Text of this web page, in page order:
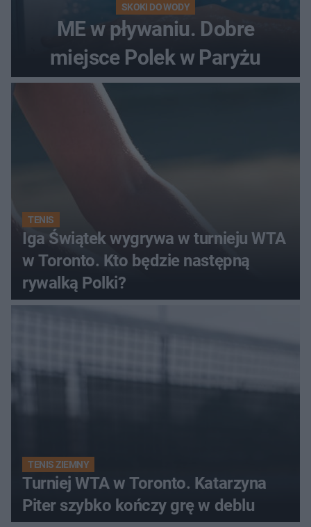
SKOKI DO WODY
ME w pływaniu. Dobre
miejsce Polek w Paryżu
TENIS
Iga Świątek wygrywa w turnieju WTA
w Toronto. Kto będzie następną
rywalką Polki?
TENIS ZIEMNY
Turniej WTA w Toronto. Katarzyna
Piter szybko kończy grę w deblu